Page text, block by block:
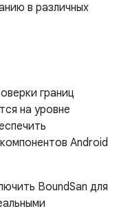
в различных
границ
на уровне
Android
BoundSan для